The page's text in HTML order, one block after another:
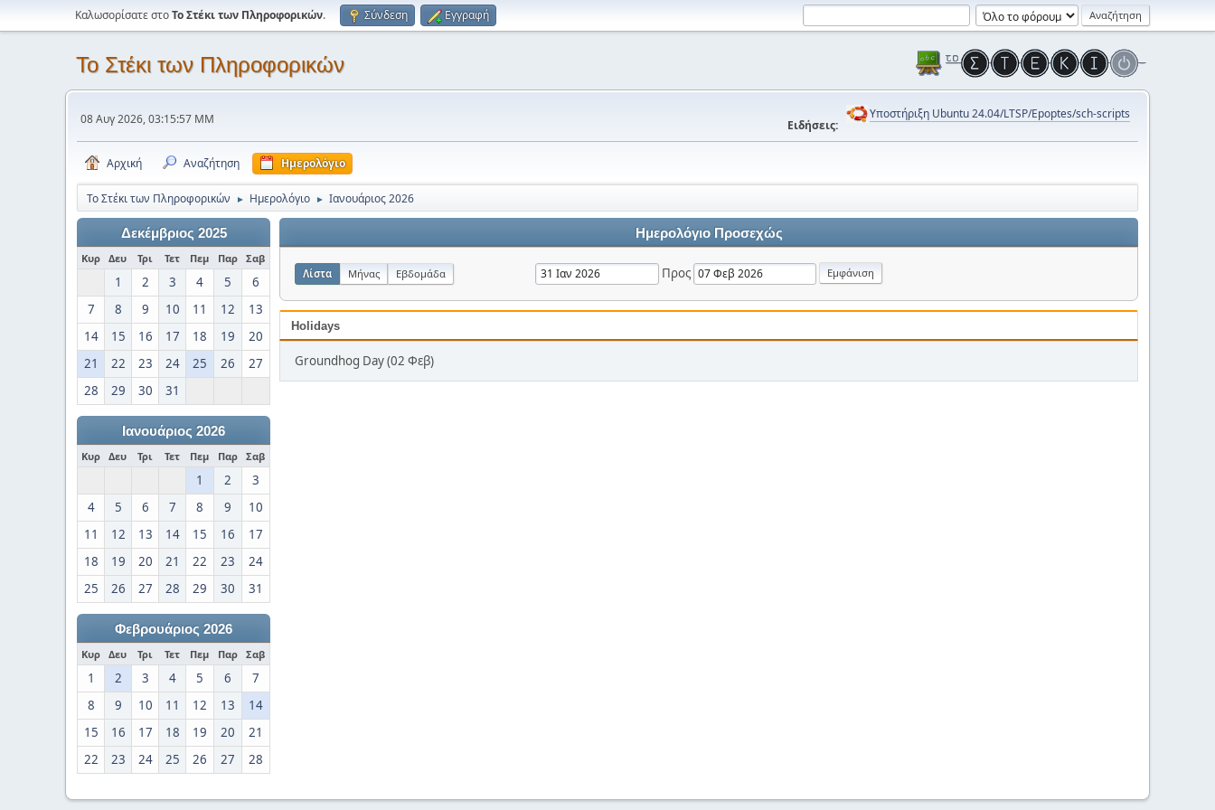
Καλωσορίσατε στοΤο Στέκι των Πληροφορικών. Σύνδεση Εγγραφή
Το Στέκι των Πληροφορικών
08 Αυγ 2026, 03:15:57 ΜΜ Ειδήσεις:
Υποστήριξη Ubuntu 24.04/LTSP/Epoptes/sch-scripts
Αρχική Αναζήτηση Ημερολόγιο
Το Στέκι των Πληροφορικών ► Ημερολόγιο ► Ιανουάριος 2026
Δεκέμβριος 2025
Κυρ Δευ Τρι Τετ Πεμ Παρ Σαβ
1 2 3 4 5
6
7
8 9 10 11 12
13
14
15 16 17 18 19
20
21
22 23 24 25 26
27
28
29 30 31
Ιανουάριος 2026
Κυρ Δευ Τρι Τετ Πεμ Παρ Σαβ
1 2
3
4
5 6 7 8 9
10
11
12 13 14 15 16
17
18
19 20 21 22 23
24
25
26 27 28 29 30 31
Φεβρουάριος 2026
Κυρ Δευ Τρι Τετ Πεμ Παρ Σαβ
1 2 3 4 5 6
7
8
9 10 11 12 13
14
15
16 17 18 19 20
21
22
23 24 25 26 27 28
Ημερολόγιο Προσεχώς
Λίστα Μήνας Εβδομάδα Προς
Holidays
Groundhog Day (02 Φεβ)